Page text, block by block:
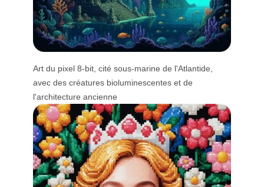
Art du pixel 8-bit, cité sous-marine de l'Atlantide,
avec des créatures bioluminescentes et de
l'architecture ancienne